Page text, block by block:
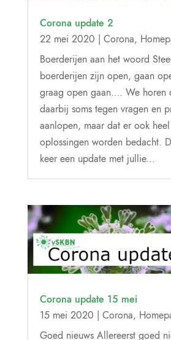
Corona update 2
22 mei 2020 | Corona,
Boerderijen aan het woord
boerderijen zijn open, gaan
graag open gaan…. We horen
daarbij soms tegen vragen en
aanlopen, maar dat er ook
oplossingen worden bedacht.
keer een update met jullie...
Corona update 15 mei
15 mei 2020 | Corona,
Goed nieuws Allereerst goed